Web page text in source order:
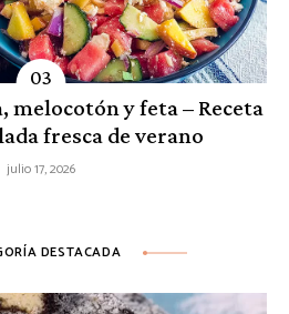
melocotón y feta – Receta
fresca de verano
julio 17, 2026
DESTACADA